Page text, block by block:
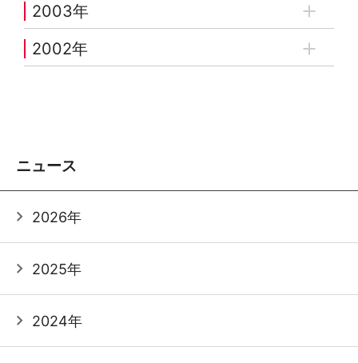
2003年
2002年
ニュース
2026年
2025年
2024年